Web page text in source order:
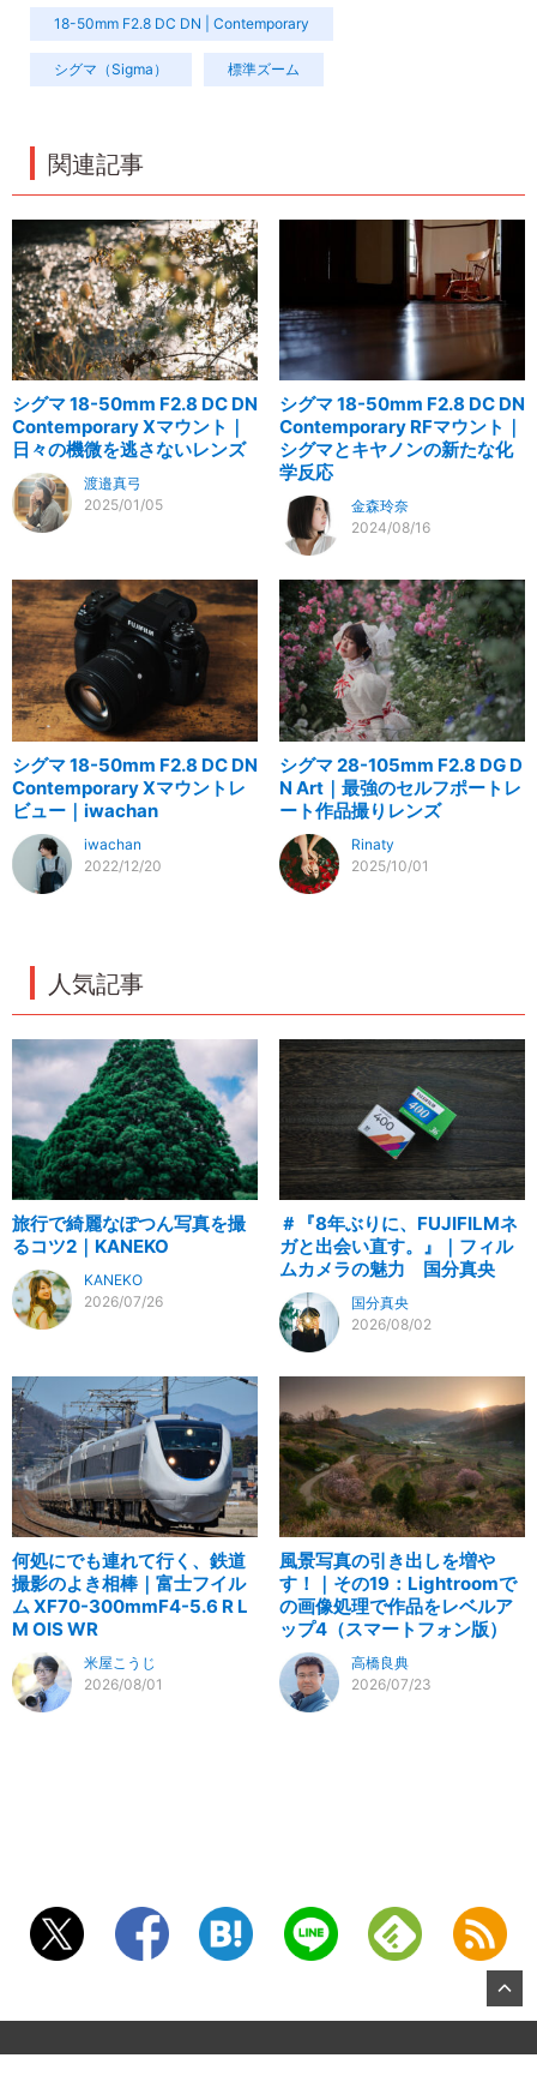
18-50mm F2.8 DC DN | Contemporary
シグマ（Sigma） 標準ズーム
関連記事
シグマ 18-50mm F2.8 DC DN
Contemporary Xマウント｜
日々の機微を逃さないレンズ
渡邉真弓
2025/01/05
シグマ 18-50mm F2.8 DC DN
Contemporary RFマウント｜
シグマとキヤノンの新たな化
学反応
金森玲奈
2024/08/16
シグマ 18-50mm F2.8 DC DN
Contemporary Xマウントレ
ビュー｜iwachan
iwachan
2022/12/20
シグマ 28-105mm F2.8 DG D
N Art｜最強のセルフポートレ
ート作品撮りレンズ
Rinaty
2025/10/01
人気記事
旅行で綺麗なぽつん写真を撮
るコツ2｜KANEKO
KANEKO
2026/07/26
＃『8年ぶりに、FUJIFILMネ
ガと出会い直す。』｜フィル
ムカメラの魅力 国分真央
国分真央
2026/08/02
何処にでも連れて行く、鉄道
撮影のよき相棒｜富士フイル
ム XF70-300mmF4-5.6 R L
M OIS WR
米屋こうじ
2026/08/01
風景写真の引き出しを増や
す！｜その19：Lightroomで
の画像処理で作品をレベルア
ップ4（スマートフォン版）
高橋良典
2026/07/23